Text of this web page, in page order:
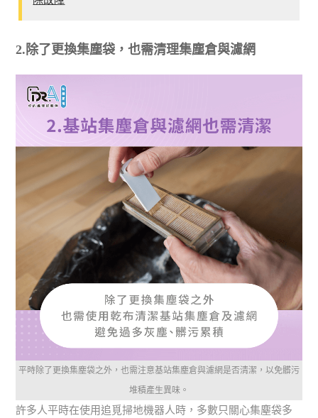
2.除了更換集塵袋，也需清理集塵倉與濾網
平時除了更換集塵袋之外，也需注意基站集塵倉與濾網是否清潔，以免髒污
堆積產生異味。
許多人平時在使用追覓掃地機器人時，多數只關心集塵袋多